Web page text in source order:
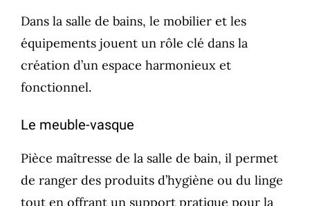
Dans la salle de bains, le mobilier et les
équipements jouent un rôle clé dans la
création d’un espace harmonieux et
fonctionnel.
Le meuble-vasque
Pièce maîtresse de la salle de bain, il permet
de ranger des produits d’hygiène ou du linge
tout en offrant un support pratique pour la